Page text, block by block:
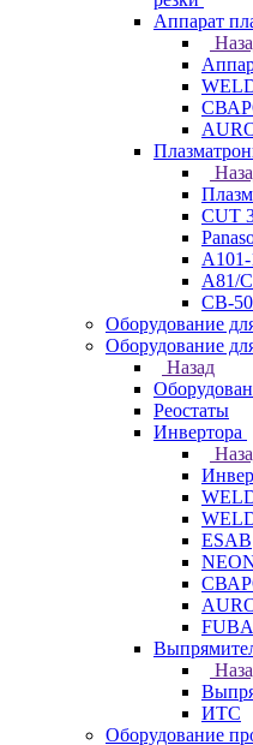
Аппарат
CUT
А101-
А81/
СВ-
Оборудование
Оборудование
Назад
Реостаты
Инвертора
ESAB
ИТС
Оборудование